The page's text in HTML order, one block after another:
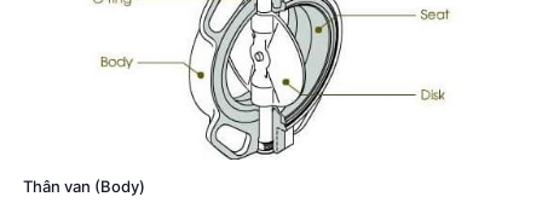
Thân van (Body)